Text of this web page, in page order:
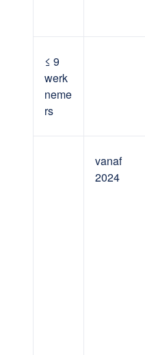
≤ 9
werk
neme
rs
vanaf
2024